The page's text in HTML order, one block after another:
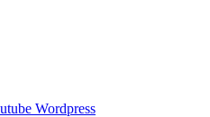
Wordpress